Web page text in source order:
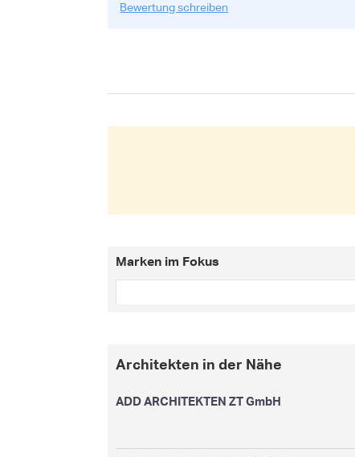
Bewertung schreiben
Marken im Fokus
Architekten in der Nähe
ADD ARCHITEKTEN ZT GmbH